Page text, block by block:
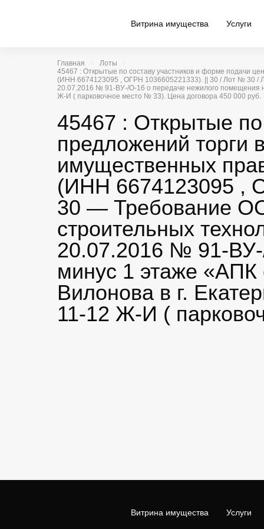
Витрина имущества Услуги
Главная
Лоты
45467 : Открытые по составу участников и форме подачи
(ИНН 6674123095 , ОГРН 1036605221333). || 30 / Лот № 30 /
20.07.2016 № 91-ВУ-/О-16 о передаче нежилого помещения
Ж-И ( парковочное место № 33). Цена договора 450 000 руб.
45467 : Открытые
предложений торги
имущественных
(ИНН 6674123095 ,
30 — Требование
строительных
20.07.2016 № 91-
минус 1 этаже «АПК
Вилонова в г.
11-12 Ж-И (
Витрина имущества Услуги